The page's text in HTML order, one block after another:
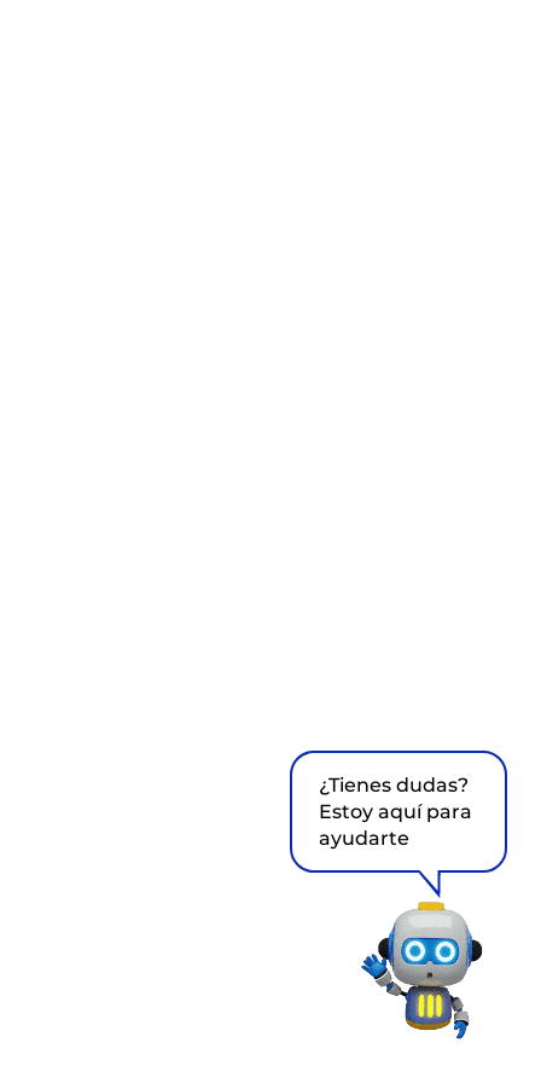
¿Tienes dudas?
Estoy aquí para
ayudarte